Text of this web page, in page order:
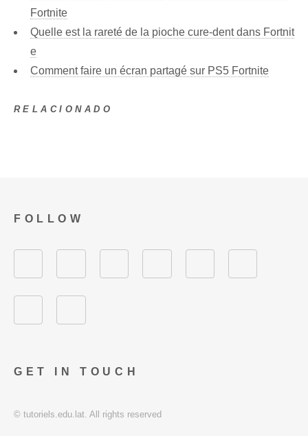
Fortnite
Quelle est la rareté de la pioche cure-dent dans Fortnit
e
Comment faire un écran partagé sur PS5 Fortnite
RELACIONADO
GET IN TOUCH
FOLLOW
© tutoriels.edu.lat. All rights reserved